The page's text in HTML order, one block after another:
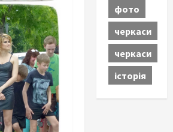
фото
черкаси
черкаси
історія